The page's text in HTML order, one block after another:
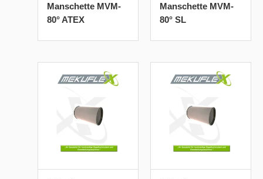
Manschette MVM-
80° ATEX
Manschette MVM-
80° SL